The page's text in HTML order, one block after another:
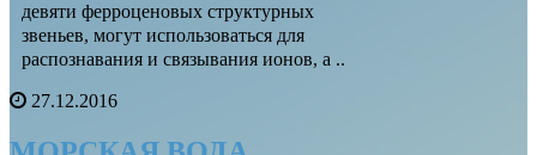
девяти ферроценовых структурных
звеньев, могут использоваться для
распознавания и связывания ионов, а ..
27.12.2016